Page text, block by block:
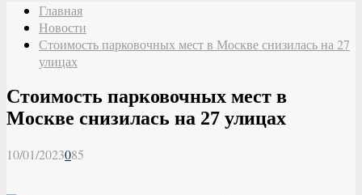
Главная
Новости
Стоимость парковочных мест в Москве снизилась на 27
улицах
Стоимость парковочных мест в
Москве снизилась на 27 улицах
10/01/2023085